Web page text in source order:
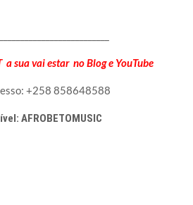
sua vai estar no Blog e YouTube
+258 858648588
AFROBETOMUSIC